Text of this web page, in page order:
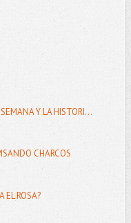
Y LA HISTORI...
CHARCOS
EL ROSA?